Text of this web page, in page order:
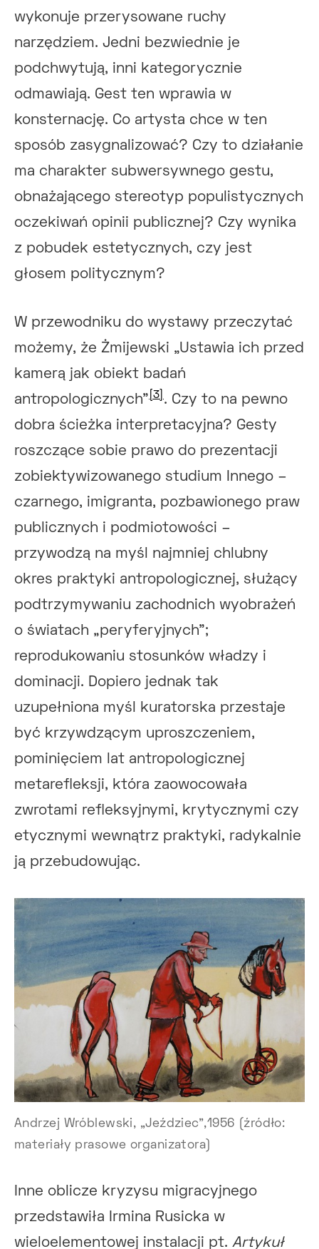
wykonuje przerysowane ruchy
narzędziem. Jedni bezwiednie je
podchwytują, inni kategorycznie
odmawiają. Gest ten wprawia w
konsternację. Co artysta chce w ten
sposób zasygnalizować? Czy to działanie
ma charakter subwersywnego gestu,
obnażającego stereotyp populistycznych
oczekiwań opinii publicznej? Czy wynika
z pobudek estetycznych, czy jest
głosem politycznym?
W przewodniku do wystawy przeczytać
możemy, że Żmijewski „Ustawia ich przed
kamerą jak obiekt badań
antropologicznych” [3] . Czy to na pewno
dobra ścieżka interpretacyjna? Gesty
roszczące sobie prawo do prezentacji
zobiektywizowanego studium Innego –
czarnego, imigranta, pozbawionego praw
publicznych i podmiotowości –
przywodzą na myśl najmniej chlubny
okres praktyki antropologicznej, służący
podtrzymywaniu zachodnich wyobrażeń
o światach „peryferyjnych”;
reprodukowaniu stosunków władzy i
dominacji. Dopiero jednak tak
uzupełniona myśl kuratorska przestaje
być krzywdzącym uproszczeniem,
pominięciem lat antropologicznej
metarefleksji, która zaowocowała
zwrotami refleksyjnymi, krytycznymi czy
etycznymi wewnątrz praktyki, radykalnie
ją przebudowując.
Andrzej Wróblewski, „Jeździec”,1956 (źródło:
materiały prasowe organizatora)
Inne oblicze kryzysu migracyjnego
przedstawiła Irmina Rusicka w
wieloelementowej instalacji pt. Artykuł